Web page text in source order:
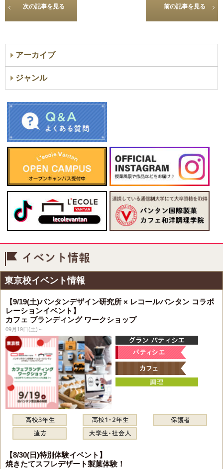
次の記事を見る 前の記事を見る
アーカイブ
ジャンル
東京校イベント情報
【9/19(土)バンタンデザイン研究所 × レコールバンタン コラボ
レーションイベント】
カフェ ブランディング ワークショップ
09月19日(土)～
【8/30(日)特別体験イベント】
焼きたてスフレデザート製菓体験！